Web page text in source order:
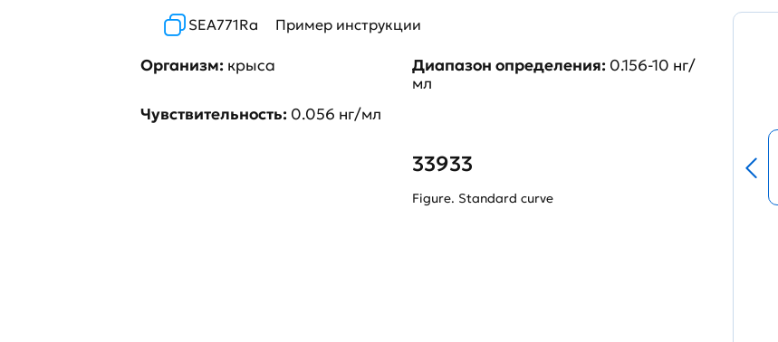
SEA771Ra Пример инструкции
Организм: крыса Диапазон определения: 0.156-10 нг/
мл
Чувствительность: 0.056 нг/мл
33933
Figure. Standard curve